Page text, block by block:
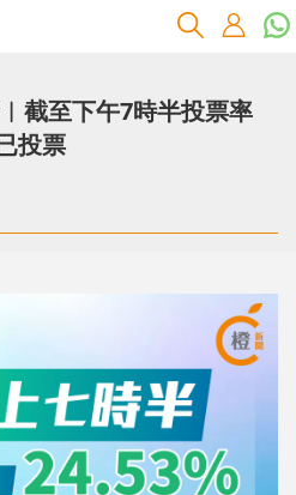
截至下午7時半投票率
投票